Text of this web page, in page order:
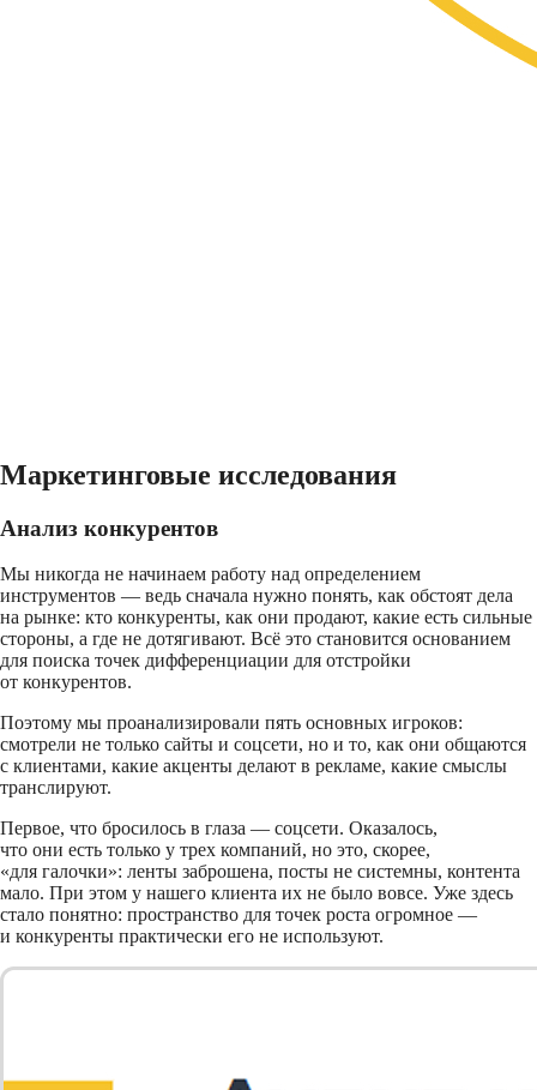
Маркетинговые исследования
Анализ конкурентов
Мы никогда не начинаем работу над определением
инструментов — ведь сначала нужно понять, как обстоят дела
на рынке: кто конкуренты, как они продают, какие есть сильные
стороны, а где не дотягивают. Всё это становится основанием
для поиска точек дифференциации для отстройки
от конкурентов.
Поэтому мы проанализировали пять основных игроков:
смотрели не только сайты и соцсети, но и то, как они общаются
с клиентами, какие акценты делают в рекламе, какие смыслы
транслируют.
Первое, что бросилось в глаза — соцсети. Оказалось,
что они есть только у трех компаний, но это, скорее,
«для галочки»: ленты заброшена, посты не системны, контента
мало. При этом у нашего клиента их не было вовсе. Уже здесь
стало понятно: пространство для точек роста огромное —
и конкуренты практически его не используют.